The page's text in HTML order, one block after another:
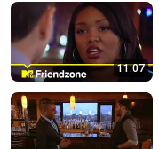
11:07